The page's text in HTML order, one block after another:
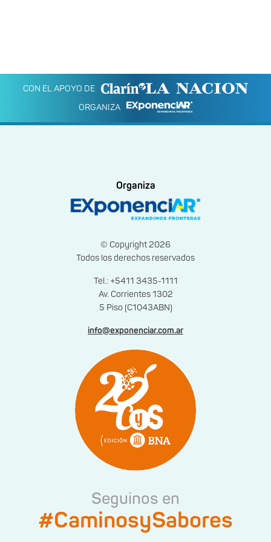
CON EL APOYO DE
ORGANIZA
Organiza
© Copyright 2026
Todos los derechos reservados
Tel.: +5411 3435-1111
Av. Corrientes 1302
5 Piso (C1043ABN)
info@exponenciar.com.ar
Seguinos en
#CaminosySabores